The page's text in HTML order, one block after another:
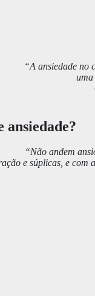
“A ansiedade no
ansiedade?
“Não andem
e súplicas, e com